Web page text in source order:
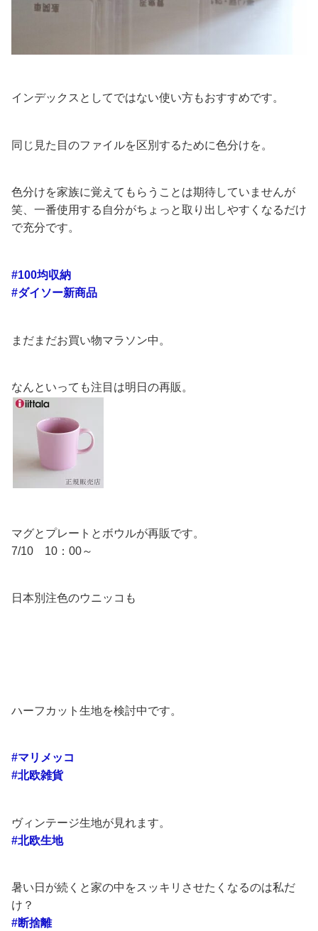
インデックスとしてではない使い方もおすすめです。
同じ見た目のファイルを区別するために色分けを。
色分けを家族に覚えてもらうことは期待していませんが
笑、一番使用する自分がちょっと取り出しやすくなるだけ
で充分です。
#100均収納
#ダイソー新商品
まだまだお買い物マラソン中。
なんといっても注目は明日の再販。
マグとプレートとボウルが再販です。
7/10 10：00～
日本別注色のウニッコも
ハーフカット生地を検討中です。
#マリメッコ
#北欧雑貨
ヴィンテージ生地が見れます。
#北欧生地
暑い日が続くと家の中をスッキリさせたくなるのは私だ
け？
#断捨離